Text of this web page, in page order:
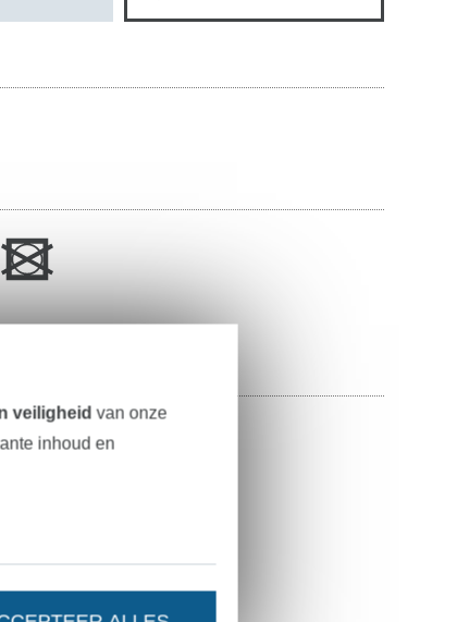
polyester
veiligheid van onze
inhoud en